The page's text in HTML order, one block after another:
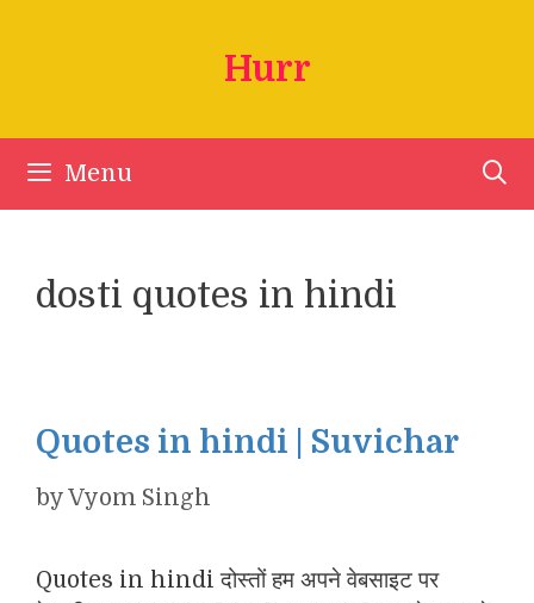
Hurr
Menu
dosti quotes in hindi
Quotes in hindi | Suvichar
byVyom Singh
Quotes in hindi दोस्तों हम अपने वेबसाइट पर